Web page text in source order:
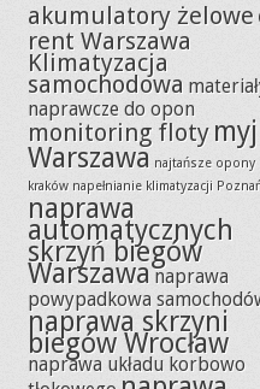
akumulatory żelowe
rent Warszawa
Klimatyzacja
samochodowa
naprawcze do opon
monitoring floty
Warszawa najtańsze opony
kraków napełnianie klimatyzacji
naprawa
automatycznych
skrzyń biegów
Warszawa naprawa
powypadkowa
naprawa skrzyni
biegów Wrocław
naprawa układu korbowo